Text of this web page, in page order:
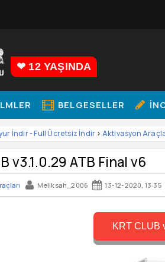
❤ 12 YAŞINDA
BELGESELLER
İndir - Full Ücretsiz İndir > Aktivasyon
v3.1.0.29 ATB Final v6
Meliksah_2006 13-12-2020,
KRT CLUB